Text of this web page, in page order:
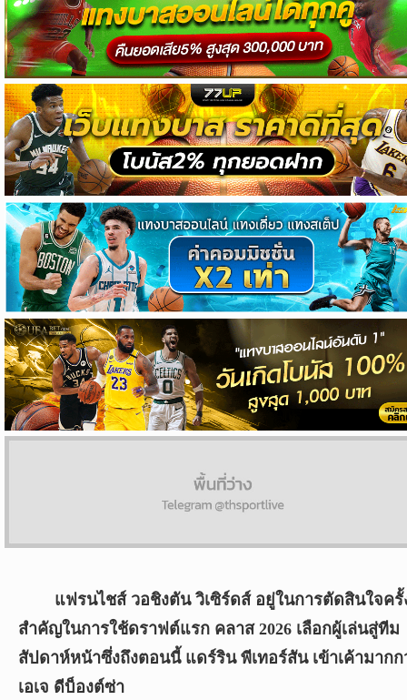
แฟรนไชส์ วอชิงตัน วิเซิร์ดส์ อยู่ในการตัดสินใจครั้
สำคัญในการใช้ดราฟต์แรก คลาส 2026 เลือกผู้เล่นสู่ทีม
สัปดาห์หน้าซึ่งถึงตอนนี้ แดร์ริน พีเทอร์สัน เข้าเค้ามากก
เอเจ ดีบ็องต์ซ่า
วิเคราะห์
บอล
วิเคราะห์
NFL
วิเคราะห์
NBA
ทีเด็ด
บอล
แกล
ล
อรี่
สาว
งาม
ผล
©
2026
Sport,